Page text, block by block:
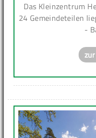
Das Kleinzentrum
24 Gemeindeteilen
-